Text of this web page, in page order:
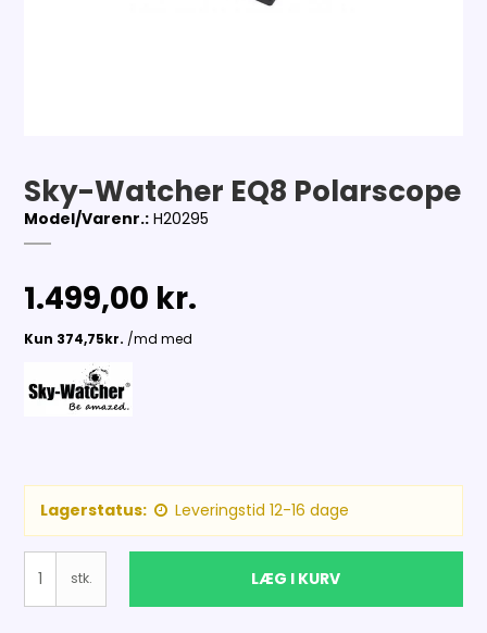
Sky-Watcher EQ8 Polarscope
Model/Varenr.: H20295
1.499,00 kr.
Lagerstatus: Leveringstid 12-16 dage
stk. LÆG I KURV